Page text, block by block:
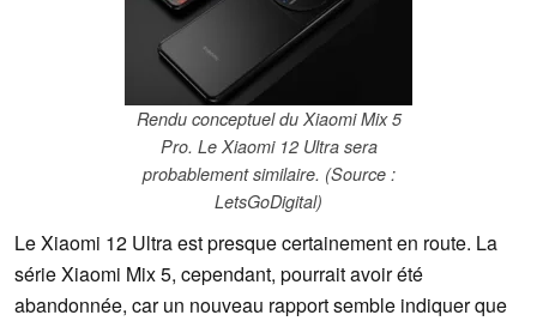
Rendu conceptuel du Xiaomi Mix 5
Pro. Le Xiaomi 12 Ultra sera
probablement similaire. (Source :
LetsGoDigital)
Le Xiaomi 12 Ultra est presque certainement en route. La
série Xiaomi Mix 5, cependant, pourrait avoir été
abandonnée, car un nouveau rapport semble indiquer que